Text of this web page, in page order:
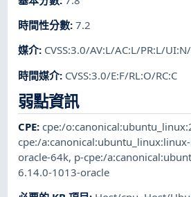
時間性分數:7.2
媒介: CVSS:3.0/AV:L/AC:L/PR:L/
時間媒介: CVSS:3.0/E:F/RL:O/RC:C
弱點資訊
CPE:cpe:/
cpe:/
oracle-64k, p-cpe:/
6.14.0-1013-oracle